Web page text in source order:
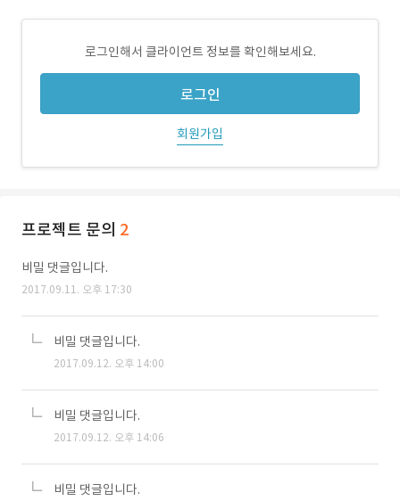
로그인해서 클라이언트 정보를 확인해보세요.
로그인
회원가입
프로젝트 문의 2
비밀 댓글입니다.
2017.09.11. 오후 17:30
비밀 댓글입니다.
2017.09.12. 오후 14:00
비밀 댓글입니다.
2017.09.12. 오후 14:06
비밀 댓글입니다.